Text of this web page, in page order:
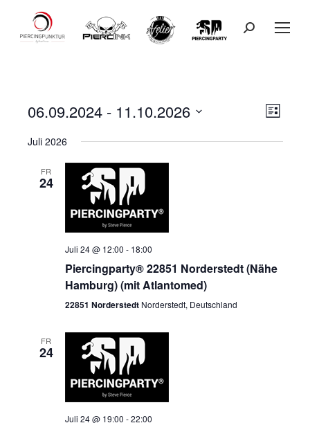
Search:
Liste
06.09.2024 - 11.10.2026
wählen.
Juli 2026
FR
24
Juli 24 @ 12:00 - 18:00
Piercingparty® 22851 Norderstedt (Nähe
Hamburg) (mit Atlantomed)
22851 Norderstedt Norderstedt, Deutschland
FR
24
Juli 24 @ 19:00 -22:00